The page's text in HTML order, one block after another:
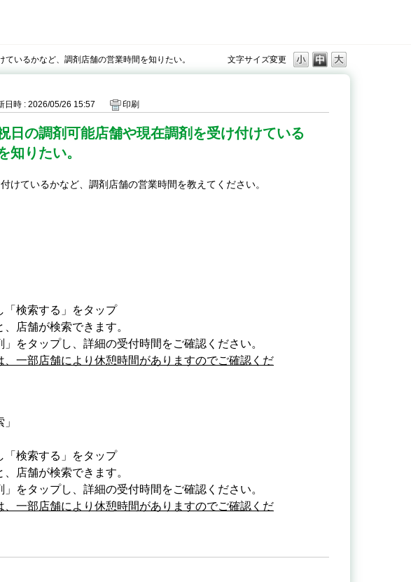
文字サイズ変更
いるかなど、調剤店舗の営業時間を知りたい。
日時 : 2026/05/26 15:57 印刷
日の調剤可能店舗や現在調剤を受け付けている
知りたい。
けているかなど、調剤店舗の営業時間を教えてください。
検索する」をタップ
店舗が検索できます。
をタップし、詳細の受付時間をご確認ください。
、一部店舗により休憩時間がありますのでご確認くだ
検索する」をタップ
店舗が検索できます。
をタップし、詳細の受付時間をご確認ください。
、一部店舗により休憩時間がありますのでご確認くだ